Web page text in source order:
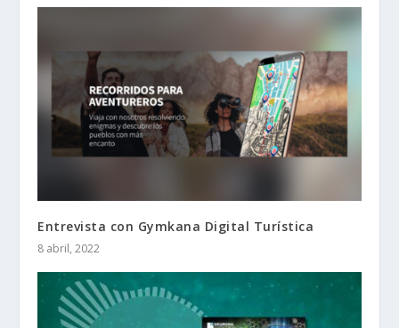
Entrevista con Gymkana Digital Turística
8 abril, 2022